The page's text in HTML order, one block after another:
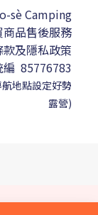
sè Camping
商品售後服務
及隱私政策
編 85776783
地點設定好勢
露營)